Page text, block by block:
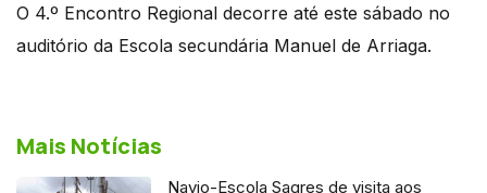
O 4.º Encontro Regional decorre até este sábado no
auditório da Escola secundária Manuel de Arriaga.
Mais Notícias
Navio-Escola Sagres de visita aos